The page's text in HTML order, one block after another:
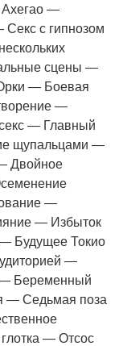
Ахегао —
с гипнозом
сцены —
— Боевая
—
— Главный
щупальцами —
Двойное
—
— Избыток
Будущее Токио
—
— Беременный
— Седьмая поза
— Отсос